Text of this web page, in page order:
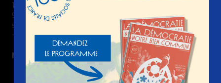
15 boulevard Gabriel Péri
92240 Malakoff France
semaines-sociales @ ssf-fr.org
+33(0) 1 74 31 69 00
Nous suivre